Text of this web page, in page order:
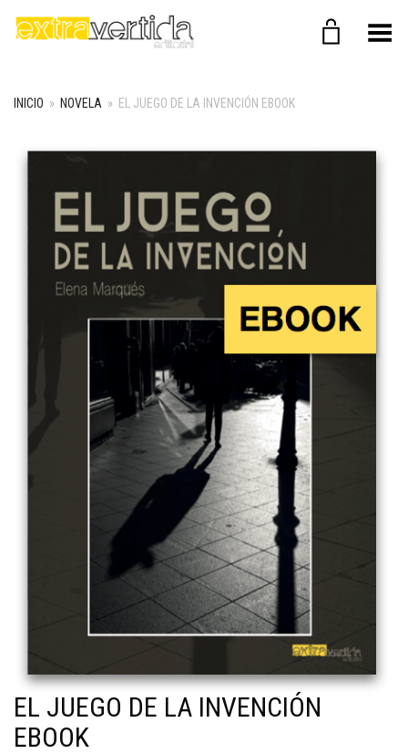
Menú
INICIO » NOVELA » EL JUEGO DE LA INVENCIÓN EBOOK
EL JUEGO DE LA INVENCIÓN
EBOOK